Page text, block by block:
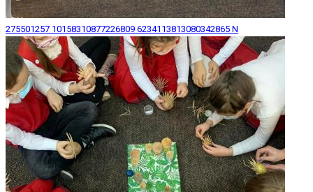
275501257 10158310877226809 6234113813080342865 N